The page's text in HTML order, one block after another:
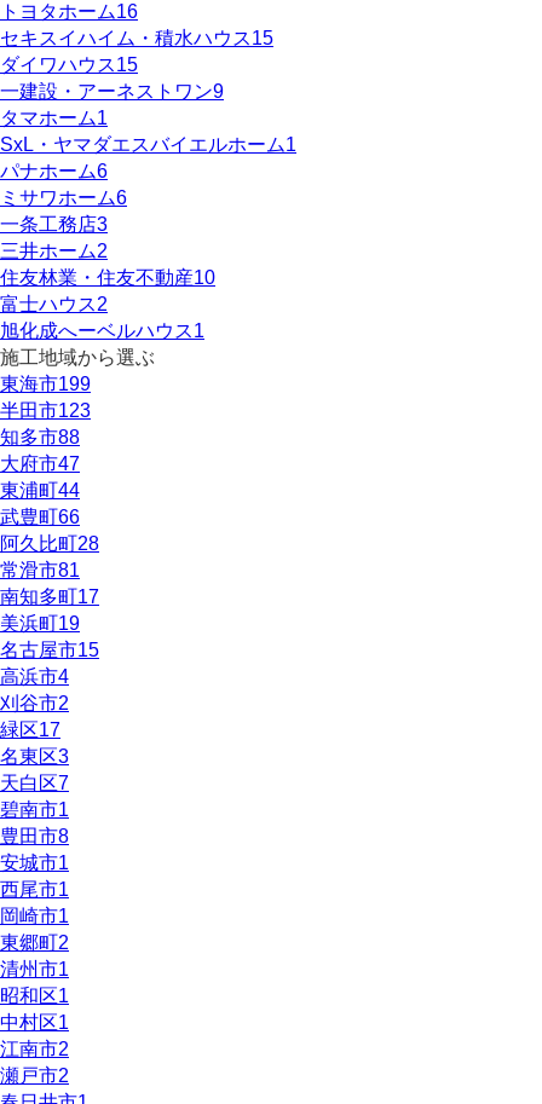
トヨタホーム16
セキスイハイム・積水ハウス15
ダイワハウス15
一建設・アーネストワン9
タマホーム1
SxL・ヤマダエスバイエルホーム1
パナホーム6
ミサワホーム6
一条工務店3
三井ホーム2
住友林業・住友不動産10
富士ハウス2
旭化成へーベルハウス1
施工地域から選ぶ
東海市199
半田市123
知多市88
大府市47
東浦町44
武豊町66
阿久比町28
常滑市81
南知多町17
美浜町19
名古屋市15
高浜市4
刈谷市2
緑区17
名東区3
天白区7
碧南市1
豊田市8
安城市1
西尾市1
岡崎市1
東郷町2
清州市1
昭和区1
中村区1
江南市2
瀬戸市2